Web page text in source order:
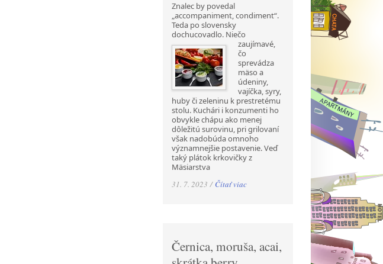
Znalec by povedal
„accompaniment, condiment“.
Teda po slovensky
dochucovadlo. Niečo
zaujímavé,
čo
sprevádza
mäso a
údeniny,
vajíčka, syry,
huby či zeleninu k prestretému
stolu. Kuchári i konzumenti ho
obvykle chápu ako menej
dôležitú surovinu, pri grilovaní
však nadobúda omnoho
významnejšie postavenie. Veď
taký plátok krkovičky z
Mäsiarstva
31. 7. 2023 / Čítať viac
Černica, moruša, acai,